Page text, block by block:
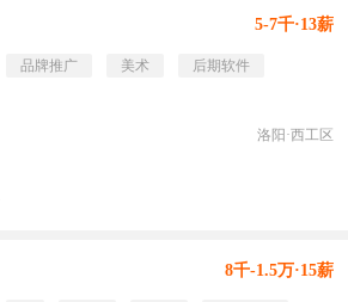
5-7千·13薪
品牌推广 美术
后期软件
洛阳·西工区
8千-1.5万·15薪